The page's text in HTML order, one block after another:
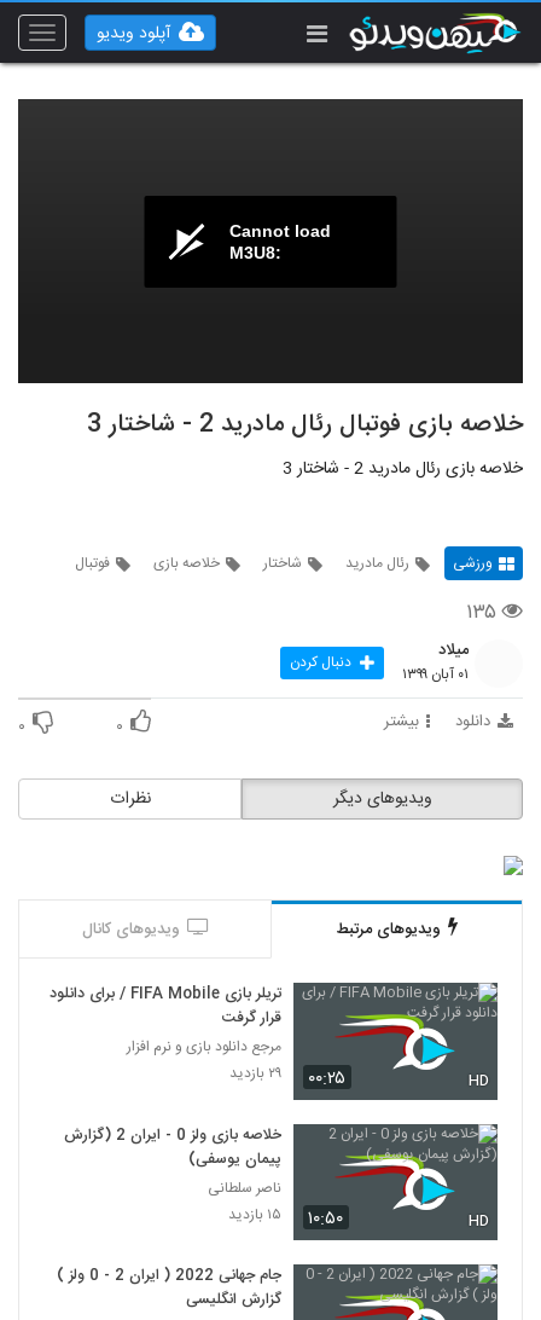
Toggle
آپلود ویدیو
Cannot load
M3U8:
خلاصه بازی فوتبال رئال مادرید 2 - شاختار 3
خلاصه بازی رئال مادرید 2 - شاختار 3
ورزشی رئال مادرید شاختار خلاصه بازی فوتبال
۱۳۵
میلاد
۰۱ آبان ۱۳۹۹ دنبال کردن
دانلود بیشتر ۰ ۰
نظرات ویدیوهای دیگر
ویدیوهای مرتبط ویدیوهای کانال
۰۰:۲۵ HD
تریلر بازی FIFA Mobile / برای دانلود
قرار گرفت
مرجع دانلود بازی و نرم افزار
۲۹ بازدید
۱۰:۵۰ HD
خلاصه بازی ولز 0 - ایران 2 (گزارش
پیمان یوسفی)
ناصر سلطانی
۱۵ بازدید
جام جهانی 2022 ( ایران 2 - 0 ولز )
گزارش انگلیسی